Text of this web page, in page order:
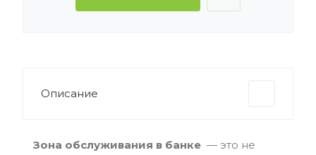
Описание
Зона обслуживания в банке — это не